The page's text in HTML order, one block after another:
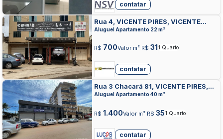
contatar
Rua 4, VICENTE PIRES, VICENTE
PIRES
Aluguel Apartamento 22 m²
R$ 700Valor m² R$ 311 Quarto
contatar
Rua 3 Chacará 81, VICENTE PIRES,
VICENTE PIRES
Aluguel Apartamento 40 m²
R$ 1.400Valor m² R$ 351 Quarto
contatar